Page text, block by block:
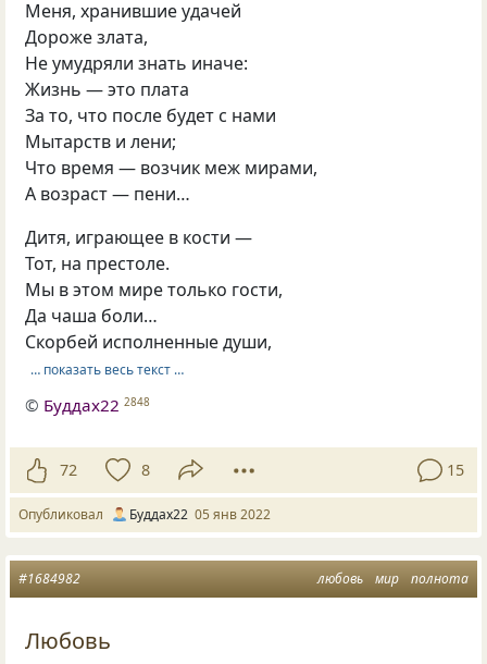
Меня, хранившие удачей
Дороже злата,
Не умудряли знать иначе:
Жизнь — это плата
За то, что после будет с нами
Мытарств и лени;
Что время — возчик меж мирами,
А возраст — пени…
Дитя, играющее в кости —
Тот, на престоле.
Мы в этом мире только гости,
Да чаша боли…
Скорбей исполненные души,
… показать весь текст …
© Буддах22 2848
72 8 15
Опубликовал Буддах22 05 янв 2022
любовь мир полнота
#1684982
Любовь